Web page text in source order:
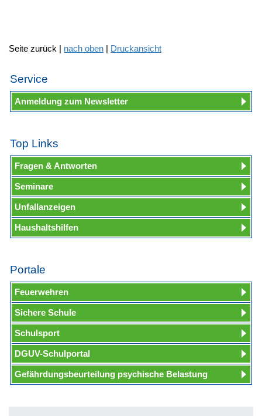
Seite zurück | nach oben | Druckansicht
Service
Anmeldung zum Newsletter
Top Links
Fragen & Antworten
Seminare
Unfallanzeigen
Haushaltshilfen
Portale
Feuerwehren
Sichere Schule
Schulsport
DGUV-Schulportal
Gefährdungsbeurteilung psychische Belastung